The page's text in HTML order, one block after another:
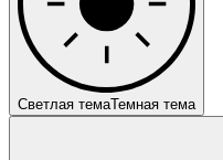
Светлая темаТемная тема